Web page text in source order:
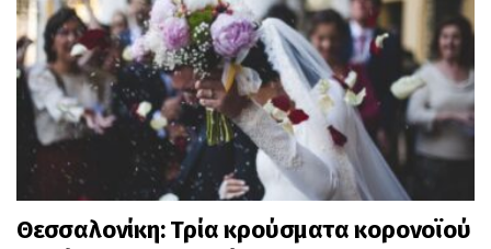
Θεσσαλονίκη: Τρία κρούσματα κορονοϊού